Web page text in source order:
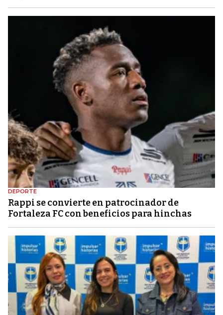
DEPORTE
Rappi se convierte en patrocinador de
Fortaleza FC con beneficios para hinchas